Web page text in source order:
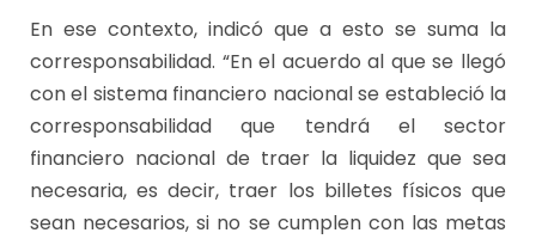
En ese contexto, indicó que a esto se suma la
corresponsabilidad. “En el acuerdo al que se llegó
con el sistema financiero nacional se estableció la
corresponsabilidad que tendrá el sector
financiero nacional de traer la liquidez que sea
necesaria, es decir, traer los billetes físicos que
sean necesarios, si no se cumplen con las metas